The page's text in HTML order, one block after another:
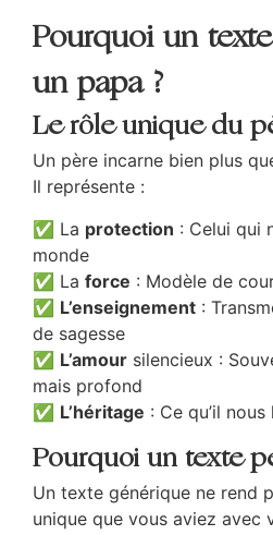
Pourquoi un
un papa ?
Le rôle unique du
Un père incarne bien plus
Il représente :
✅ La protection : Celui qui
monde
✅ La force : Modèle de
✅ L’enseignement :
de sagesse
✅ L’amour silencieux :
mais profond
✅ L’héritage : Ce qu’il
Pourquoi un texte
Un texte générique ne rend
unique que vous aviez avec